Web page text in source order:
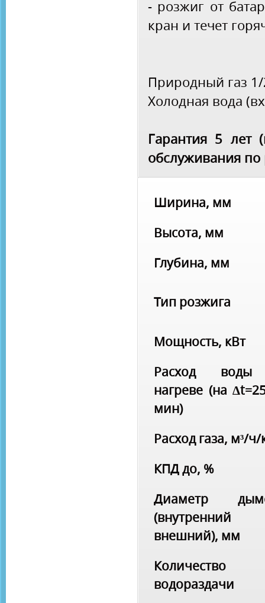
- розжиг от
кран и течет
Природный газ
Холодная вода
Гарантия 5 лет
обслуживания по
Ширина, мм
Высота, мм
Глубина, мм
Тип розжига
Мощность, кВт
Расход
нагреве (на
мин)
Расход газа, м³/ч/
КПД до, %
Диаметр
внешний), мм
Количество
водораздачи